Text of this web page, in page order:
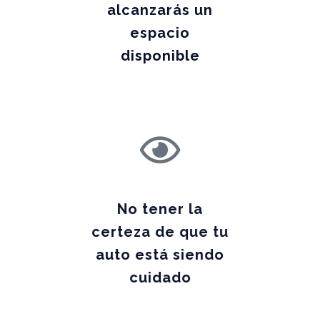
alcanzarás un
espacio
disponible
No tener la
certeza de que tu
auto está siendo
cuidado